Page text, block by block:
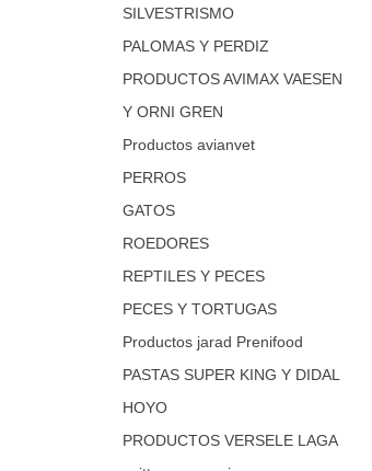
SILVESTRISMO
PALOMAS Y PERDIZ
PRODUCTOS AVIMAX VAESEN
Y ORNI GREN
Productos avianvet
PERROS
GATOS
ROEDORES
REPTILES Y PECES
PECES Y TORTUGAS
Productos jarad Prenifood
PASTAS SUPER KING Y DIDAL
HOYO
PRODUCTOS VERSELE LAGA